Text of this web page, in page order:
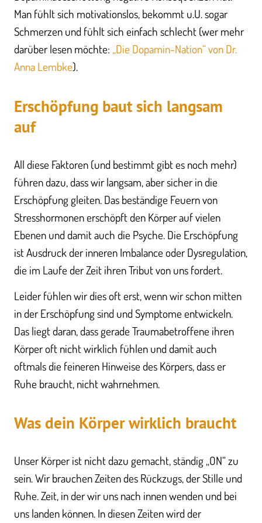
Man fühlt sich motivationslos, bekommt u.U. sogar
Schmerzen und fühlt sich einfach schlecht (wer mehr
darüber lesen möchte: „Die Dopamin-Nation“ von Dr.
Anna Lembke).
Erschöpfung baut sich langsam
auf
All diese Faktoren (und bestimmt gibt es noch mehr)
führen dazu, dass wir langsam, aber sicher in die
Erschöpfung gleiten. Das beständige Feuern von
Stresshormonen erschöpft den Körper auf vielen
Ebenen und damit auch die Psyche. Die Erschöpfung
ist Ausdruck der inneren Imbalance oder Dysregulation,
die im Laufe der Zeit ihren Tribut von uns fordert.
Leider fühlen wir dies oft erst, wenn wir schon mitten
in der Erschöpfung sind und Symptome entwickeln.
Das liegt daran, dass gerade Traumabetroffene ihren
Körper oft nicht wirklich fühlen und damit auch
oftmals die feineren Hinweise des Körpers, dass er
Ruhe braucht, nicht wahrnehmen.
Was dein Körper wirklich braucht
Unser Körper ist nicht dazu gemacht, ständig „ON“ zu
sein. Wir brauchen Zeiten des Rückzugs, der Stille und
Ruhe. Zeit, in der wir uns nach innen wenden und bei
uns landen können. In diesen Zeiten wird der